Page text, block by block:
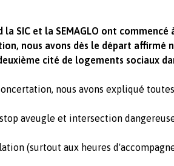
la SIC et la SEMAGLO ont commencé
nous avons dès le départ affirmé
cité de logements sociaux
nous avons expliqué
aveugle et intersection
(surtout aux heures